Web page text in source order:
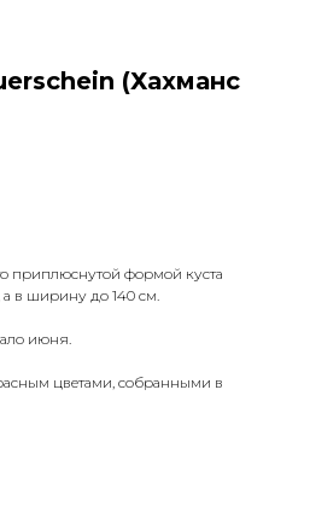
(Хахманс
приплюснутой формой куста
а в ширину до 140 см.
июня.
цветами, собранными в